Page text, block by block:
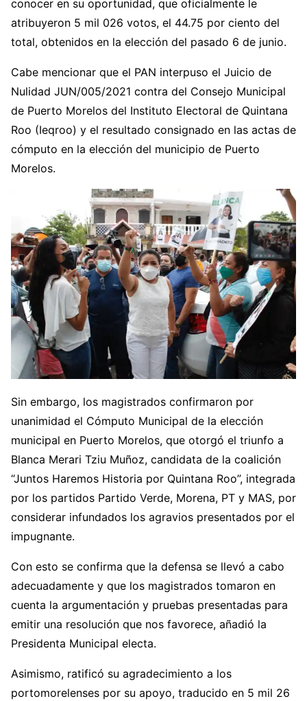
conocer en su oportunidad, que oficialmente le
atribuyeron 5 mil 026 votos, el 44.75 por ciento del
total, obtenidos en la elección del pasado 6 de junio.
Cabe mencionar que el PAN interpuso el Juicio de
Nulidad JUN/005/2021 contra del Consejo Municipal
de Puerto Morelos del Instituto Electoral de Quintana
Roo (Ieqroo) y el resultado consignado en las actas de
cómputo en la elección del municipio de Puerto
Morelos.
Sin embargo, los magistrados confirmaron por
unanimidad el Cómputo Municipal de la elección
municipal en Puerto Morelos, que otorgó el triunfo a
Blanca Merari Tziu Muñoz, candidata de la coalición
“Juntos Haremos Historia por Quintana Roo”, integrada
por los partidos Partido Verde, Morena, PT y MAS, por
considerar infundados los agravios presentados por el
impugnante.
Con esto se confirma que la defensa se llevó a cabo
adecuadamente y que los magistrados tomaron en
cuenta la argumentación y pruebas presentadas para
emitir una resolución que nos favorece, añadió la
Presidenta Municipal electa.
Asimismo, ratificó su agradecimiento a los
portomorelenses por su apoyo, traducido en 5 mil 26